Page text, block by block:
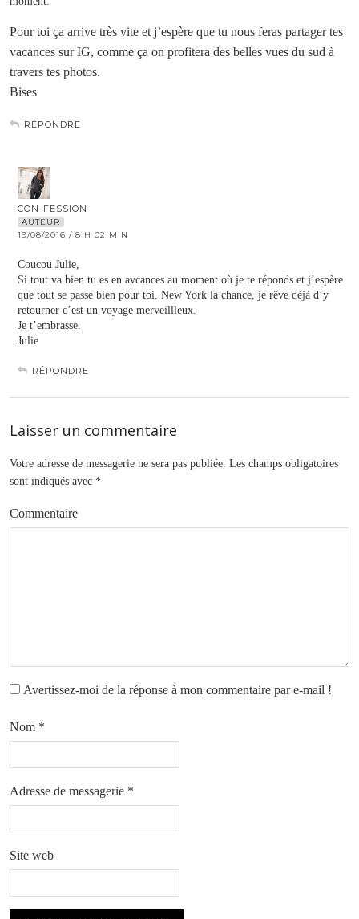
Pour toi ça arrive très vite et j’espère que tu nous feras partager tes
vacances sur IG, comme ça on profitera des belles vues du sud à
travers tes photos.
Bises
RÉPONDRE
CON-FESSION
AUTEUR
19/08/2016 / 8 H 02 MIN
Coucou Julie,
Si tout va bien tu es en avcances au moment où je te réponds et j’espère
que tout se passe bien pour toi. New York la chance, je rêve déjà d’y
retourner c’est un voyage merveillleux.
Je t’embrasse.
Julie
RÉPONDRE
Laisser un commentaire
Votre adresse de messagerie ne sera pas publiée. Les champs obligatoires
sont indiqués avec *
Commentaire
Avertissez-moi de la réponse à mon commentaire par e-mail !
Nom *
Adresse de messagerie *
Site web